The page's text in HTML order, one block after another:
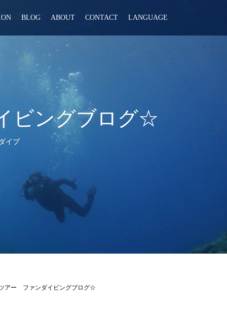
BLOG ABOUT CONTACT LANGUAGE
ビングブログ☆
イブ
アー ファンダイビングブログ☆